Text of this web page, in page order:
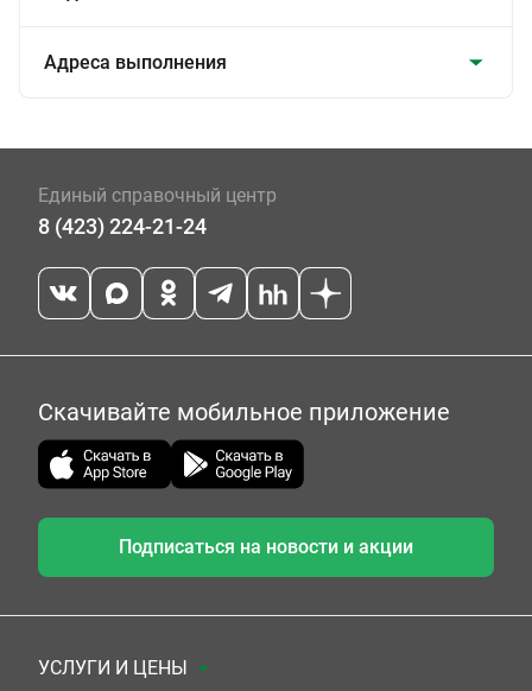
Адреса выполнения
Единый справочный центр
8 (423) 224-21-24
Скачивайте мобильное приложение
Подписаться на новости и акции
УСЛУГИ И ЦЕНЫ